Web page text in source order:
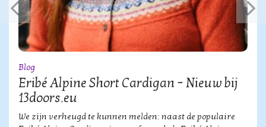
Blog
Eribé Alpine Short Cardigan – Nieuw bij
13doors.eu
We zijn verheugd te kunnen melden: naast de populaire